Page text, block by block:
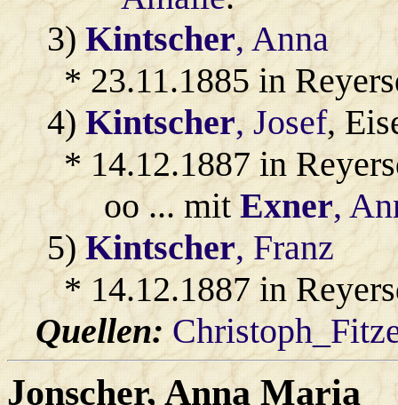
3)Kintscher, Anna
* 23.11.1885 in
4)Kintscher, Josef,
* 14.12.1887 in
oo ... mitExner,
5)Kintscher, Franz
* 14.12.1887 in
Quellen:
Jonscher, Anna Maria